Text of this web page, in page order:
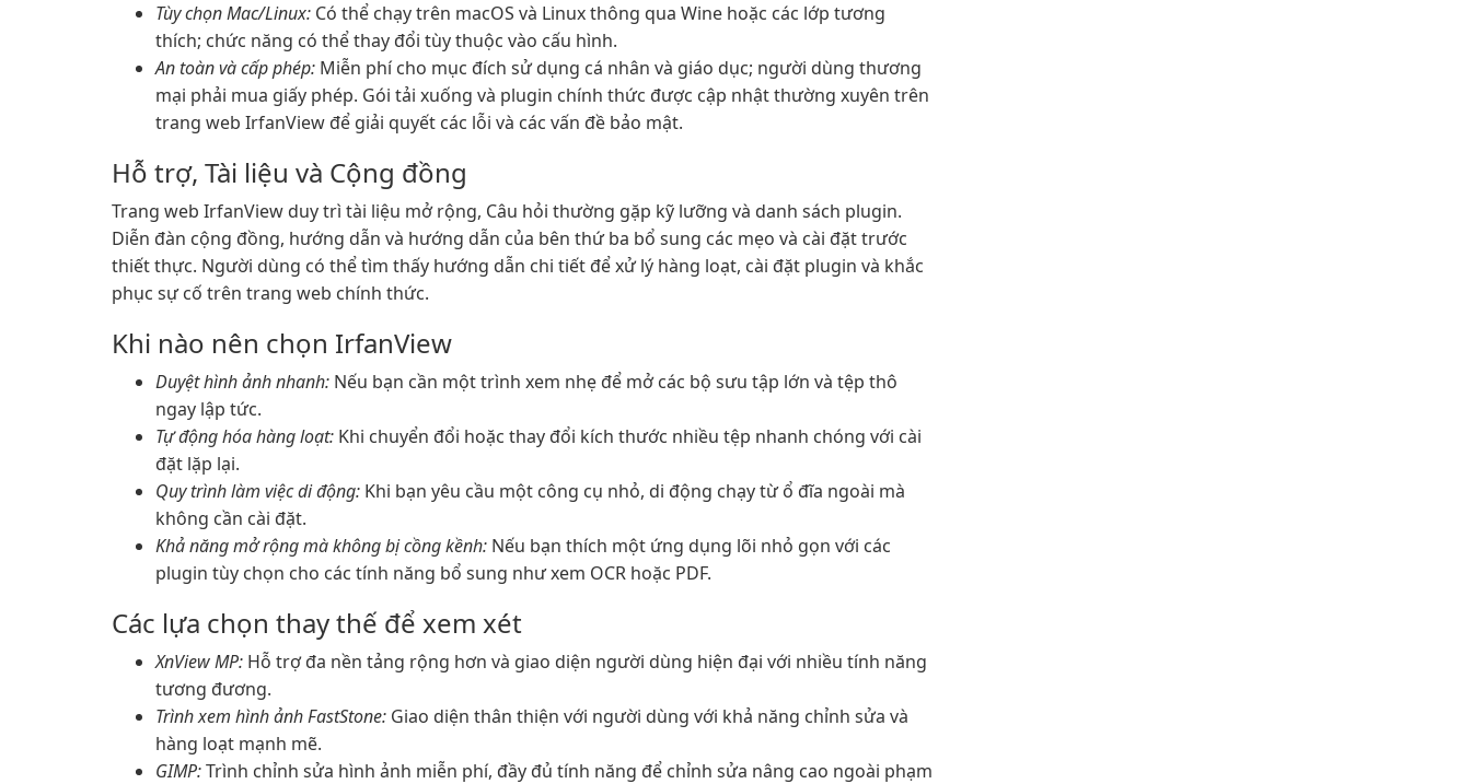
Tùy chọn Mac/Linux: Có thể chạy trên macOS và Linux thông qua Wine hoặc các lớp tương
thích; chức năng có thể thay đổi tùy thuộc vào cấu hình.
An toàn và cấp phép: Miễn phí cho mục đích sử dụng cá nhân và giáo dục; người dùng thương
mại phải mua giấy phép. Gói tải xuống và plugin chính thức được cập nhật thường xuyên trên
trang web IrfanView để giải quyết các lỗi và các vấn đề bảo mật.
Hỗ trợ, Tài liệu và Cộng đồng
Trang web IrfanView duy trì tài liệu mở rộng, Câu hỏi thường gặp kỹ lưỡng và danh sách plugin.
Diễn đàn cộng đồng, hướng dẫn và hướng dẫn của bên thứ ba bổ sung các mẹo và cài đặt trước
thiết thực. Người dùng có thể tìm thấy hướng dẫn chi tiết để xử lý hàng loạt, cài đặt plugin và khắc
phục sự cố trên trang web chính thức.
Khi nào nên chọn IrfanView
Duyệt hình ảnh nhanh: Nếu bạn cần một trình xem nhẹ để mở các bộ sưu tập lớn và tệp thô
ngay lập tức.
Tự động hóa hàng loạt: Khi chuyển đổi hoặc thay đổi kích thước nhiều tệp nhanh chóng với cài
đặt lặp lại.
Quy trình làm việc di động: Khi bạn yêu cầu một công cụ nhỏ, di động chạy từ ổ đĩa ngoài mà
không cần cài đặt.
Khả năng mở rộng mà không bị cồng kềnh: Nếu bạn thích một ứng dụng lõi nhỏ gọn với các
plugin tùy chọn cho các tính năng bổ sung như xem OCR hoặc PDF.
Các lựa chọn thay thế để xem xét
XnView MP: Hỗ trợ đa nền tảng rộng hơn và giao diện người dùng hiện đại với nhiều tính năng
tương đương.
Trình xem hình ảnh FastStone: Giao diện thân thiện với người dùng với khả năng chỉnh sửa và
hàng loạt mạnh mẽ.
GIMP:Trình chỉnh sửa hình ảnh miễn phí, đầy đủ tính năng để chỉnh sửa nâng cao ngoài phạm